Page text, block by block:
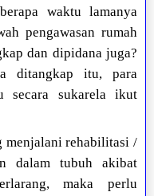
waktu lamanya
pengawasan rumah
dan dipidana juga?
ditangkap itu, para
secara sukarela ikut
menjalani rehabilitasi /
dalam tubuh akibat
maka perlu